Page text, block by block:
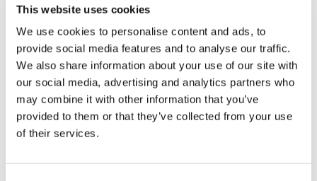
This website uses cookies
We use cookies to personalise content and ads, to
provide social media features and to analyse our traffic.
We also share information about your use of our site with
our social media, advertising and analytics partners who
may combine it with other information that you’ve
provided to them or that they’ve collected from your use
of their services.